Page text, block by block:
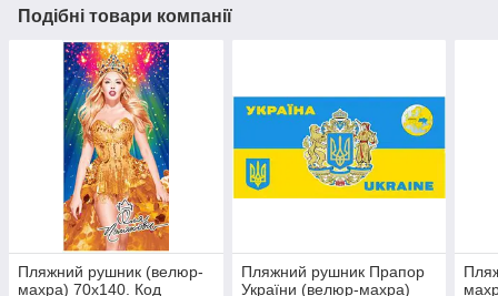
Подібні товари компанії
Пляжний рушник (велюр-
махра) 70х140. Код
Пляжний рушник Прапор
України (велюр-махра)